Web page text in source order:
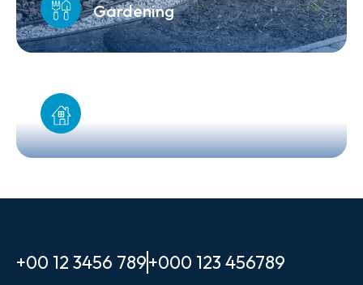
Gardening
+00 12 3456 789+000 123 456789